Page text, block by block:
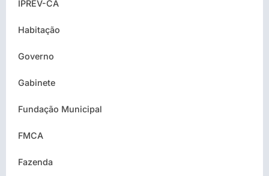
IPREV-CA
Habitação
Governo
Gabinete
Fundação Municipal
FMCA
Fazenda